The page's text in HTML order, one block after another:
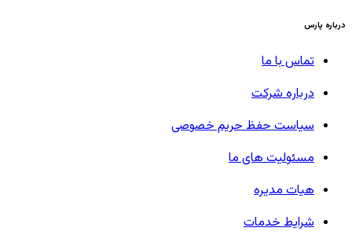
درباره پارس
تماس با ما
درباره شرکت
سیاست حفظ حریم خصوصی
مسئولیت های ما
هیات مدیره
شرایط خدمات